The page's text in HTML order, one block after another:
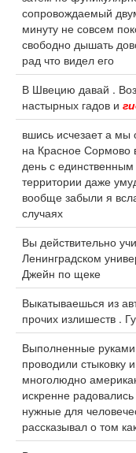
сопровождаемый
минуту не совсем
свободно дышать
рад что видел его
В Швецию давай .
настырных гадов и
вшись исчезает а
на Красное Сормово
день с единственным
территории даже
вообще забыли я
случаях
Вы действительно
Ленинградском
Джейн по щеке
Выкатываешься из
прочих излишеств .
Выполненные
проводили стыковку
многолюдно
искренне
нужные для
рассказывал о том